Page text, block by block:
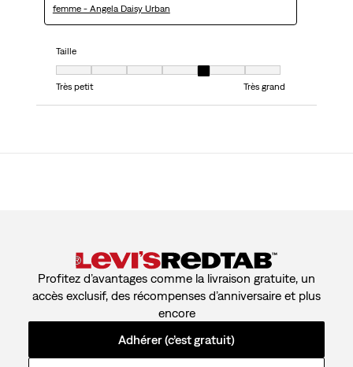
femme - Angela Daisy Urban
Taille
Taille, 5 sur 7, où 1 est égal à Très petit et 7 est égal à Très grand
Très petit
Très grand
Profitez d’avantages comme la livraison gratuite, un
accès exclusif, des récompenses d’anniversaire et plus
encore
Adhérer (c’est gratuit)